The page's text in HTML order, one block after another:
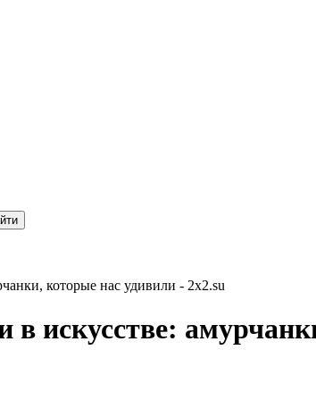
которые нас удивили - 2x2.su
в искусстве: